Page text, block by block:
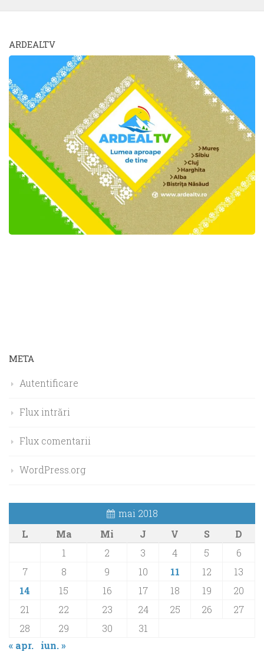
ARDEALTV
META
Autentificare
Flux intrări
Flux comentarii
WordPress.org
mai 2018
L
Ma Mi J V S
D
1
2 3 4 5
6
7
8 9 10 11 12
13
14
15 16 17 18 19
20
21
22 23 24 25 26
27
28
29 30
31
« apr.
iun. »